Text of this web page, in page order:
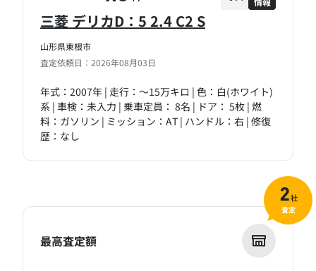
山形県東根市
査定依頼日：2026年08月03日
三菱 デリカD：5 2.4 C2 S
年式：2007年 | 走行：～15万キロ | 色：白(ホワイト)
系 | 車検：未入力 | 乗車定員： 8名 | ドア： 5枚 | 燃
料：ガソリン | ミッション：AT | ハンドル：右 | 修復
歴：なし
最高査定額
2社
査定